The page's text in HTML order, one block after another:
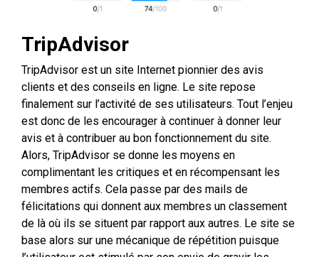
TripAdvisor
TripAdvisor est un site Internet pionnier des avis
clients et des conseils en ligne. Le site repose
finalement sur l’activité de ses utilisateurs. Tout l’enjeu
est donc de les encourager à continuer à donner leur
avis et à contribuer au bon fonctionnement du site.
Alors, TripAdvisor se donne les moyens en
complimentant les critiques et en récompensant les
membres actifs. Cela passe par des mails de
félicitations qui donnent aux membres un classement
de là où ils se situent par rapport aux autres. Le site se
base alors sur une mécanique de répétition puisque